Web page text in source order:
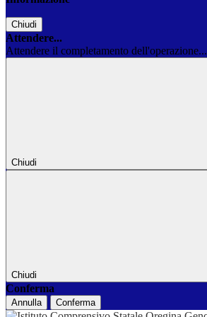
Chiudi
Attendere...
Attendere il completamento dell'operazione...
Chiudi
Chiudi
Conferma
Annulla Conferma